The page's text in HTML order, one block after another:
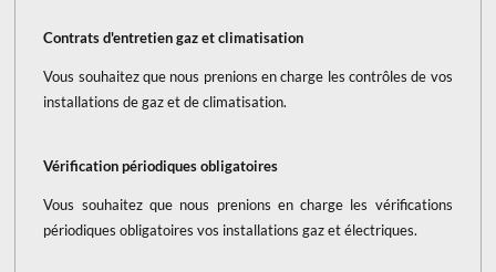
Contrats d'entretien gaz et climatisation
Vous souhaitez que nous prenions en charge les contrôles de vos
installations de gaz et de climatisation.
Vérification périodiques obligatoires
Vous souhaitez que nous prenions en charge les vérifications
périodiques obligatoires vos installations gaz et électriques.